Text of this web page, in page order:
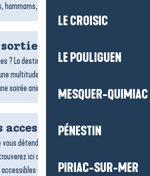
LE CROISIC
LE POULIGUEN
MESQUER-QUIMIAC
PÉNESTIN
PIRIAC-SUR-MER
hammams, soins du corps,...
et spectacles
? La destination La Baule-Presqu’île de
multitude de lieux pour s’amuser, se
soirée animée : bars...
vous détendre ou de découvrir le territoire
ici de nombreuses activités de
aux personnes à...